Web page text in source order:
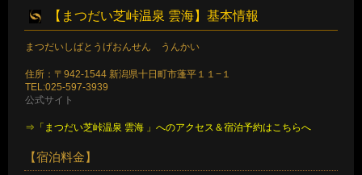
【まつだい芝峠温泉 雲海】基本情報
まつだいしばとうげおんせん うんかい
住所：〒942-1544 新潟県十日町市蓬平１１−１
TEL:025-597-3939
公式サイト
⇒「まつだい芝峠温泉 雲海 」へのアクセス＆宿泊予約はこちらへ
【宿泊料金】